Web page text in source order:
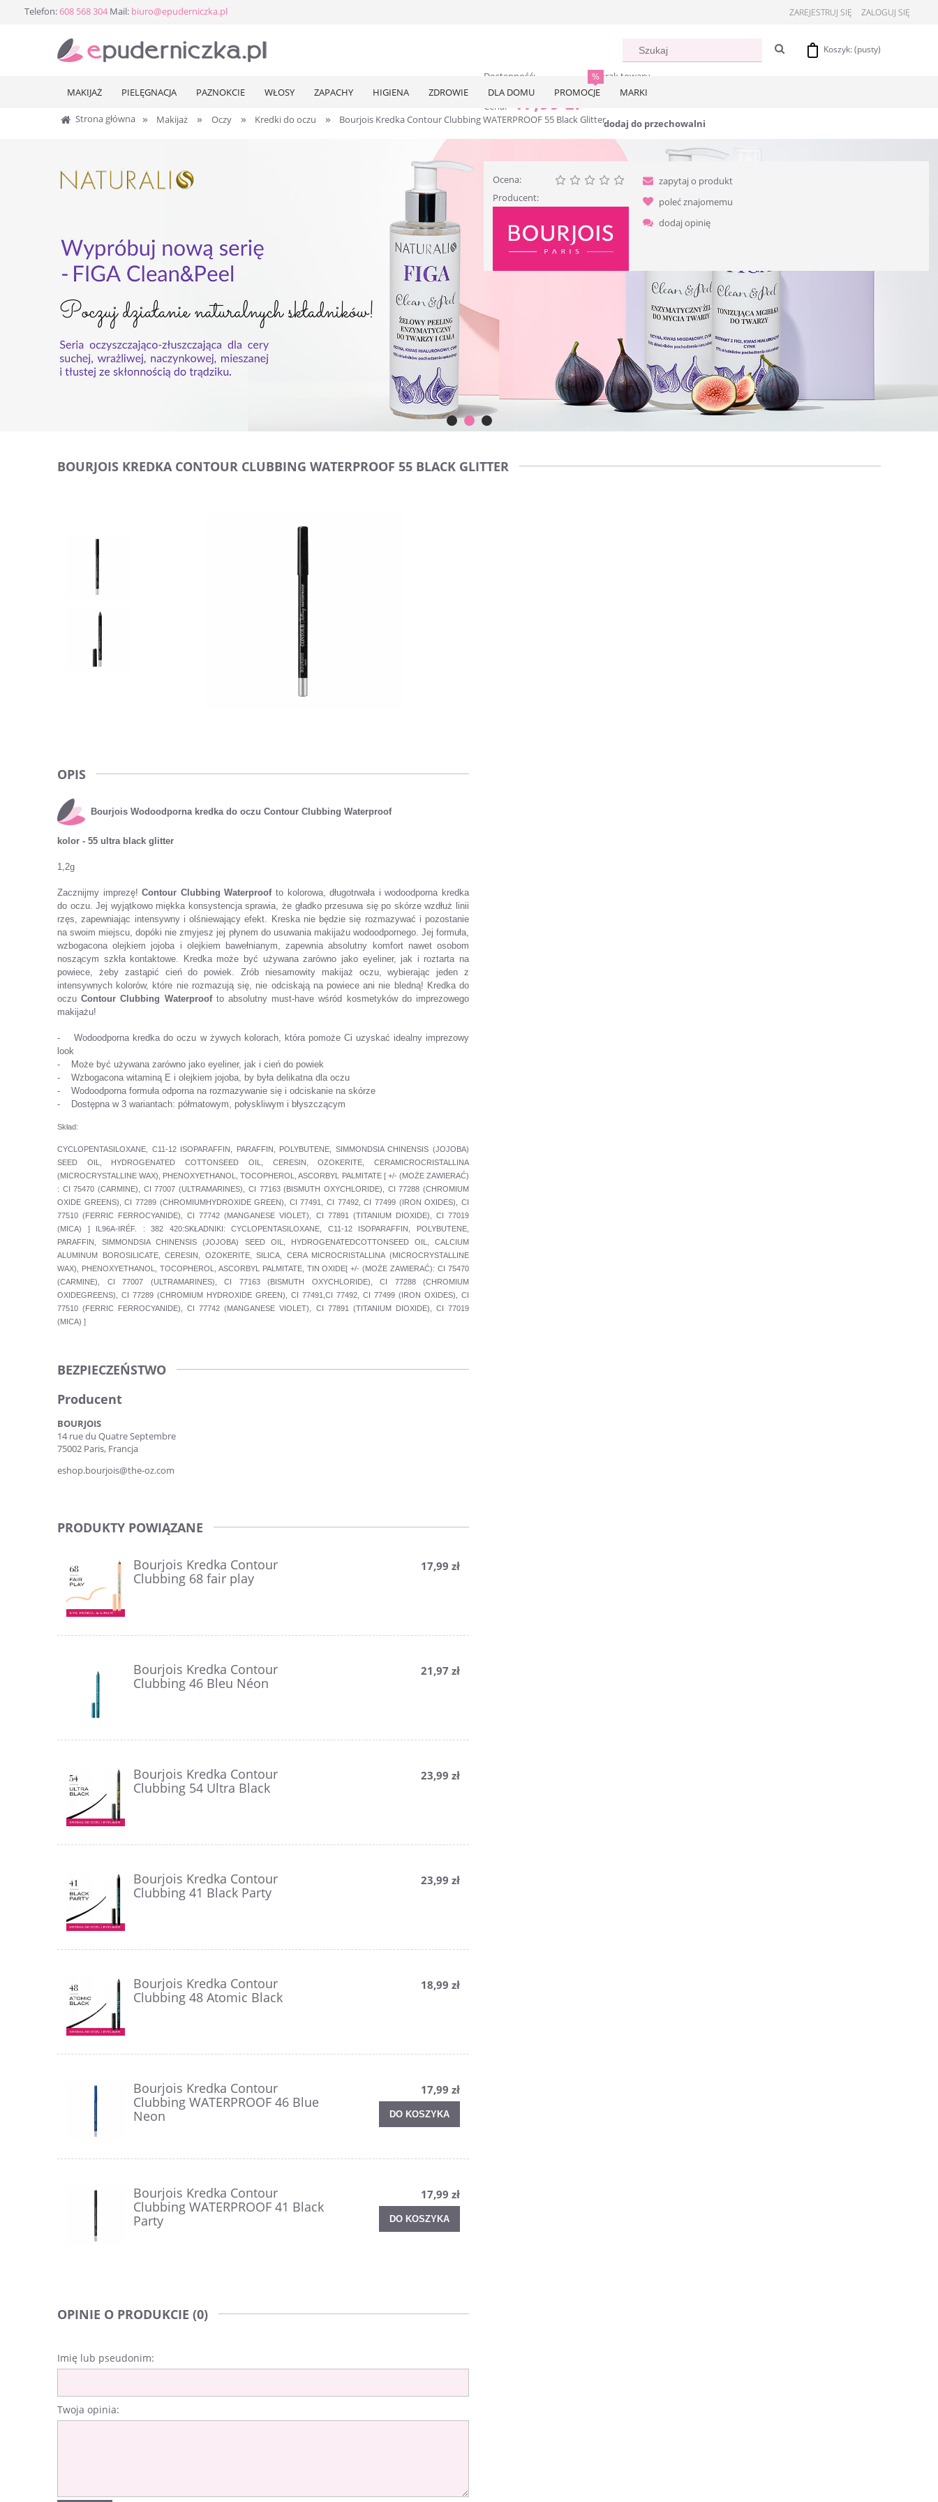
Telefon:608 568 304 Mail: biuro@epuderniczka.pl ZAREJESTRUJ SIĘ ZALOGUJ SIĘ
Koszyk:(pusty)
MAKIJAŻ PIELĘGNACJA PAZNOKCIE WŁOSY ZAPACHY HIGIENA ZDROWIE DLA DOMU PROMOCJE MARKI
Strona główna » Makijaż » Oczy » Kredki do oczu » Bourjois Kredka Contour Clubbing WATERPROOF 55 Black Glitter
BOURJOIS KREDKA CONTOUR CLUBBING WATERPROOF 55 BLACK GLITTER
Dostępność: brak towaru
Cena: 17,99 zł
dodaj do przechowalni
Ocena:
Producent:
zapytaj o produkt
poleć znajomemu
dodaj opinię
OPIS
Bourjois Wodoodporna kredka do oczu Contour Clubbing Waterproof
kolor - 55 ultra black glitter
1,2g
Zacznijmy imprezę!Contour Clubbing Waterproofto kolorowa, długotrwała i wodoodporna kredka
do oczu. Jej wyjątkowo miękka konsystencja sprawia, że gładko przesuwa się po skórze wzdłuż linii
rzęs, zapewniając intensywny i olśniewający efekt. Kreska nie będzie się rozmazywać i pozostanie
na swoim miejscu, dopóki nie zmyjesz jej płynem do usuwania makijażu wodoodpornego. Jej formuła,
wzbogacona olejkiem jojoba i olejkiem bawełnianym, zapewnia absolutny komfort nawet osobom
noszącym szkła kontaktowe. Kredka może być używana zarówno jako eyeliner, jak i roztarta na
powiece, żeby zastąpić cień do powiek. Zrób niesamowity makijaż oczu, wybierając jeden z
intensywnych kolorów, które nie rozmazują się, nie odciskają na powiece ani nie bledną! Kredka do
oczuContour Clubbing Waterproofto absolutny must-have wśród kosmetyków do imprezowego
makijażu!
- Wodoodporna kredka do oczu w żywych kolorach, która pomoże Ci uzyskać idealny imprezowy
look
- Może być używana zarówno jako eyeliner, jak i cień do powiek
- Wzbogacona witaminą E i olejkiem jojoba, by była delikatna dla oczu
- Wodoodporna formuła odporna na rozmazywanie się i odciskanie na skórze
- Dostępna w 3 wariantach: półmatowym, połyskliwym i błyszczącym
Skład:
CYCLOPENTASILOXANE, C11-12 ISOPARAFFIN, PARAFFIN, POLYBUTENE, SIMMONDSIA CHINENSIS (JOJOBA)
SEED OIL, HYDROGENATED COTTONSEED OIL, CERESIN, OZOKERITE, CERAMICROCRISTALLINA
(MICROCRYSTALLINE WAX), PHENOXYETHANOL, TOCOPHEROL, ASCORBYL PALMITATE [ +/- (MOŻE ZAWIERAĆ)
: CI 75470 (CARMINE), CI 77007 (ULTRAMARINES), CI 77163 (BISMUTH OXYCHLORIDE), CI 77288 (CHROMIUM
OXIDE GREENS), CI 77289 (CHROMIUMHYDROXIDE GREEN), CI 77491, CI 77492, CI 77499 (IRON OXIDES), CI
77510 (FERRIC FERROCYANIDE), CI 77742 (MANGANESE VIOLET), CI 77891 (TITANIUM DIOXIDE), CI 77019
(MICA) ] IL96A-IRÉF. : 382 420:SKŁADNIKI: CYCLOPENTASILOXANE, C11-12 ISOPARAFFIN, POLYBUTENE,
PARAFFIN, SIMMONDSIA CHINENSIS (JOJOBA) SEED OIL, HYDROGENATEDCOTTONSEED OIL, CALCIUM
ALUMINUM BOROSILICATE, CERESIN, OZOKERITE, SILICA, CERA MICROCRISTALLINA (MICROCRYSTALLINE
WAX), PHENOXYETHANOL, TOCOPHEROL, ASCORBYL PALMITATE, TIN OXIDE[ +/- (MOŻE ZAWIERAĆ): CI 75470
(CARMINE), CI 77007 (ULTRAMARINES), CI 77163 (BISMUTH OXYCHLORIDE), CI 77288 (CHROMIUM
OXIDEGREENS), CI 77289 (CHROMIUM HYDROXIDE GREEN), CI 77491,CI 77492, CI 77499 (IRON OXIDES), CI
77510 (FERRIC FERROCYANIDE), CI 77742 (MANGANESE VIOLET), CI 77891 (TITANIUM DIOXIDE), CI 77019
(MICA) ]
BEZPIECZEŃSTWO
Producent
BOURJOIS
14 rue du Quatre Septembre
75002 Paris, Francja
eshop.bourjois@the-oz.com
PRODUKTY POWIĄZANE
Bourjois Kredka Contour
Clubbing 68 fair play
17,99 zł
Bourjois Kredka Contour
Clubbing 46 Bleu Néon
21,97 zł
Bourjois Kredka Contour
Clubbing 54 Ultra Black
23,99 zł
Bourjois Kredka Contour
Clubbing 41 Black Party
23,99 zł
Bourjois Kredka Contour
Clubbing 48 Atomic Black
18,99 zł
Bourjois Kredka Contour
Clubbing WATERPROOF 46 Blue
Neon
17,99 zł
DO KOSZYKA
Bourjois Kredka Contour
Clubbing WATERPROOF 41 Black
Party
17,99 zł
DO KOSZYKA
OPINIE O PRODUKCIE (0)
Imię lub pseudonim:
Twoja opinia: